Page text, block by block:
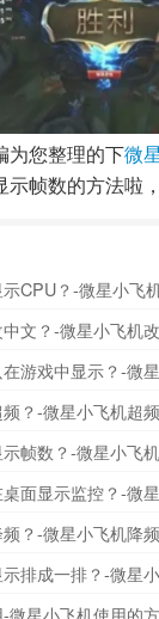
为您整理的下微
示帧数的方法啦
CPU？-微星小飞
文？-微星小飞机
？-微星小飞机超
帧数？-微星小飞
？-微星小飞机降
排成一排？-微星
微星小飞机使用的